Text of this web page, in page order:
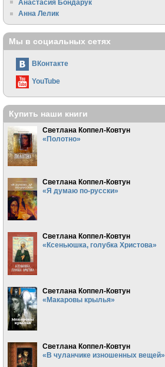
Анастасия Бондарук
Анна Лелик
Мы в социальных сетях
ВКонтакте
YouTube
Купить наши книги
Светлана Коппел-Ковтун
«Полотно»
Светлана Коппел-Ковтун
«Я думаю по-русски»
Светлана Коппел-Ковтун
«Ксеньюшка, голубка Христова»
Светлана Коппел-Ковтун
«Макаровы крылья»
Светлана Коппел-Ковтун
«В чуланчике изношенных вещей»